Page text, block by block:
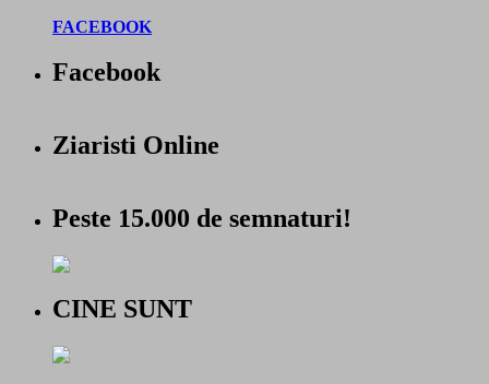
FACEBOOK
Facebook
Ziaristi Online
Peste 15.000 de semnaturi!
CINE SUNT